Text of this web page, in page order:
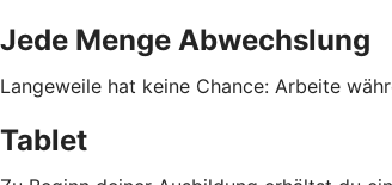
Jede Menge Abwechslung
Langeweile hat keine Chance: Arbeite
Tablet